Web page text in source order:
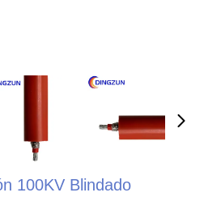
100KV Blindado